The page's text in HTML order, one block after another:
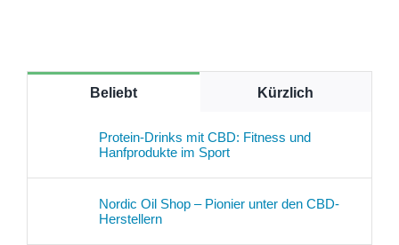
Beliebt Kürzlich
Protein-Drinks mit CBD: Fitness und
Hanfprodukte im Sport
Nordic Oil Shop – Pionier unter den CBD-
Herstellern